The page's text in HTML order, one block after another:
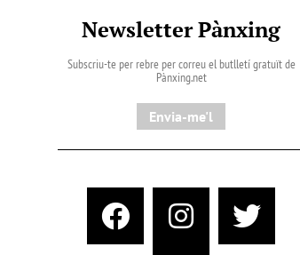
Newsletter Pànxing
Subscriu-te per rebre per correu el butlletí gratuït de
Pànxing.net​
Envia-me'l